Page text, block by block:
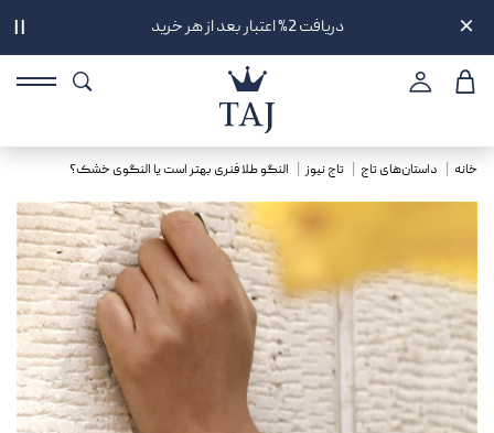
دریافت 2% اعتبار بعد از هر خرید
خانه داستان‌های تاج تاج نیوز النگو طلا فنری بهتر است یا النگوی خشک؟